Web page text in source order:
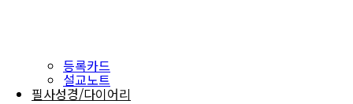
등록카드
설교노트
필사성경/다이어리